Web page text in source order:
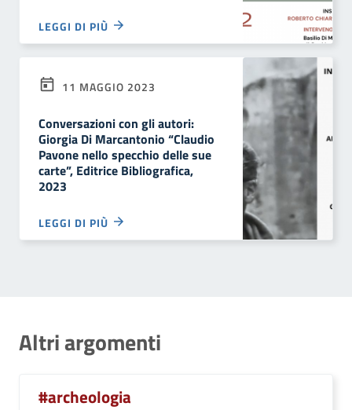
LEGGI DI PIÙ
11 MAGGIO 2023
Conversazioni con gli autori:
Giorgia Di Marcantonio “Claudio
Pavone nello specchio delle sue
carte”, Editrice Bibliografica,
2023
LEGGI DI PIÙ
Altri argomenti
#archeologia